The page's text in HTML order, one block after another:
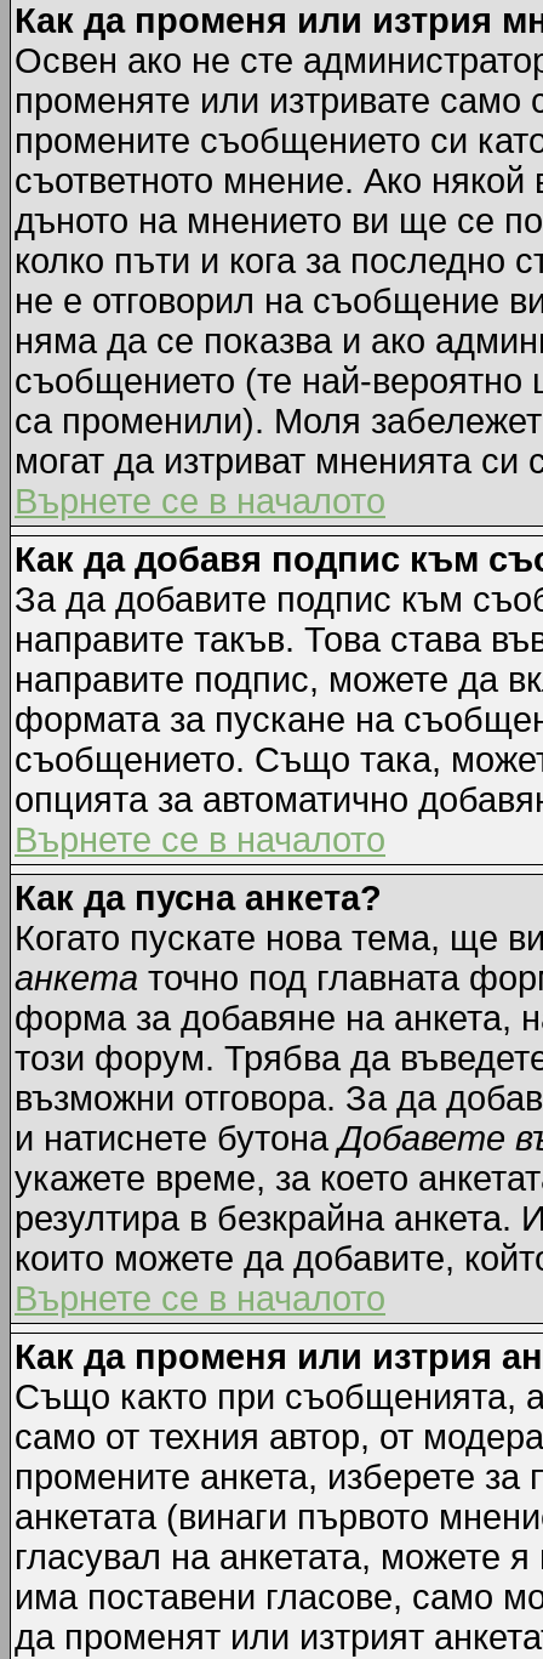
Как да променя или изтрия
Освен ако не сте
променяте или изтривате
промените съобщението си
съответното мнение. Ако
дъното на мнението ви ще се
колко пъти и кога за последно
не е отговорил на съобщение
няма да се показва и ако
съобщението (те най-
са променили). Моля
могат да изтриват мненията си
Върнете се в началото
Как да добавя подпис към
За да добавите подпис към
направите такъв. Това става
направите подпис, можете да
формата за пускане на
съобщението. Също така,
опцията за автоматично
Върнете се в началото
Как да пусна анкета?
Когато пускате нова тема, ще
анкета точно под главната
форма за добавяне на анкета,
този форум. Трябва да
възможни отговора. За да
и натиснете бутонаДобавете
укажете време, за което
резултира в безкрайна
които можете да добавите,
Върнете се в началото
Как да променя или изтрия
Също както при съобщенията,
само от техния автор, от
промените анкета, изберете
анкетата (винаги първото
гласувал на анкетата, можете
има поставени гласове, само
да променят или изтрият